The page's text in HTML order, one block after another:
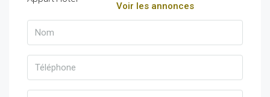
Voir les annonces